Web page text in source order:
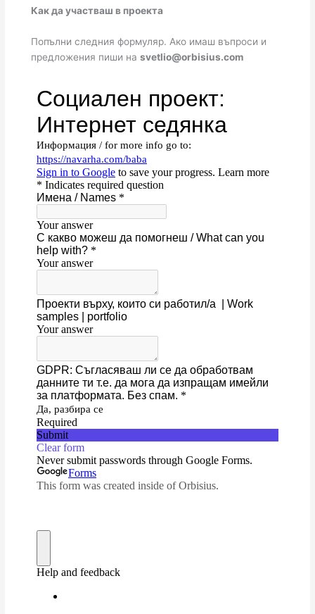
Как да участваш в проекта
Попълни следния формуляр. Ако имаш въпроси и
предложения пиши на svetlio@orbisius.com